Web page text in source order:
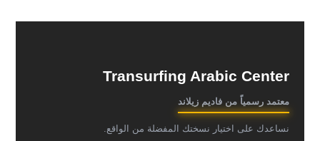
Transurfing Arabic Center
معتمد رسمياً من فاديم زيلاند
نساعدك على اختيار نسختك المفضلة من الواقع.